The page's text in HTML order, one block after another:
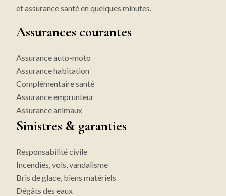
et assurance santé en quelques minutes.
Assurances courantes
Assurance auto-moto
Assurance habitation
Complémentaire santé
Assurance emprunteur
Assurance animaux
Sinistres & garanties
Responsabilité civile
Incendies, vols, vandalisme
Bris de glace, biens matériels
Dégâts des eaux